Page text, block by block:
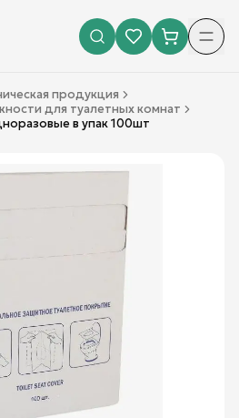
продукция
для туалетных комнат
в упак 100шт